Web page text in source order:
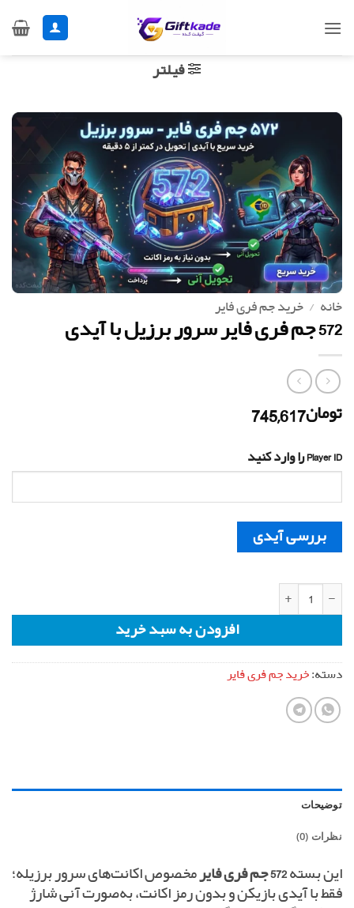
فیلتر
خانه / خرید جم فری فایر
572 جم فری فایر سرور برزیل با آیدی
تومان745,617
Player ID را وارد کنید
بررسی آیدی
افزودن به سبد خرید
دسته:خرید جم فری فایر
توضیحات
نظرات (0)
این بسته572 جم فری فایر
مخصوص اکانت‌های سرور برزیله؛
فقط با آیدی بازیکن و بدون رمز اکانت، به‌صورت آنی شارژ